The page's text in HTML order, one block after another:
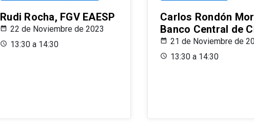
Rudi Rocha, FGV EAESP
22 de Noviembre de 2023
13:30 a 14:30
Carlos Rondón
Banco Central de
21 de Noviembre de
13:30 a 14:30